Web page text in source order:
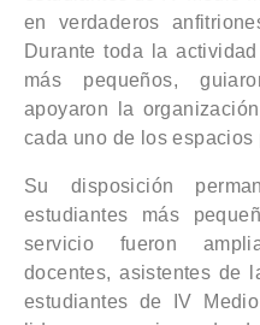
en verdaderos
Durante toda la
más pequeños,
apoyaron la
cada uno de los
Su disposición
estudiantes más
servicio fueron
docentes, asistentes de
estudiantes de IV